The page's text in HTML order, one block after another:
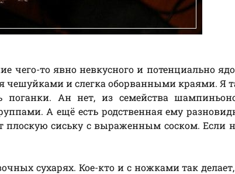
чего-то явно невкусного и потенциально
чешуйками и слегка оборванными краями. Я
поганки. Ан нет, из семейства
А ещё есть родственная ему
сиську с выраженным соском. Если
сухарях. Кое-кто и с ножками так